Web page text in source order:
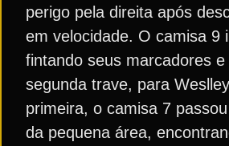
perigo pela direita após
em velocidade. O camisa 9
fintando seus marcadores
segunda trave, para
primeira, o camisa 7
da pequena área,